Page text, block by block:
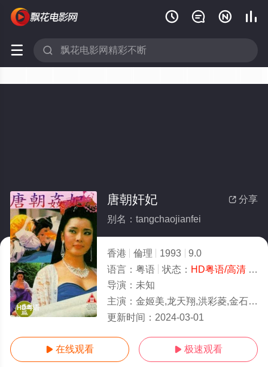
   
 
HD粤语
 分享
唐朝奸妃
别名：tangchaojianfei
香港 倫理 1993
9.0
语言： 粤语 状态： HD粤语/高清- 免费在线观看
导演： 未知
主演： 金姬美,龙天翔,洪彩菱,金石,秦虹
更新时间： 2024-03-01
 在线观看  极速观看